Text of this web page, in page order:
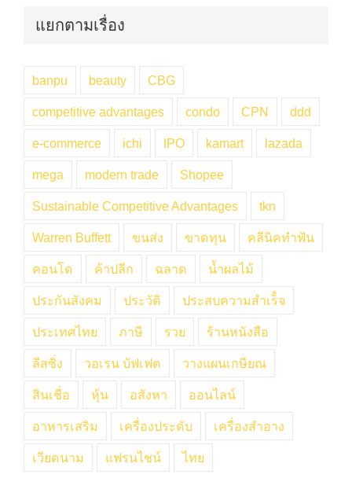
แยกตามเรื่อง
banpu beauty CBG
competitive advantages condo CPN ddd
e-commerce ichi IPO kamart lazada
mega modern trade Shopee
Sustainable Competitive Advantages tkn
Warren Buffett ขนส่ง ขาดทุน คลีนิคทำฟัน
คอนโด ค้าปลีก ฉลาด น้ำผลไม้
ประกันสังคม ประวัติ ประสบความสำเร็๋จ
ประเทศไทย ภาษี รวย ร้านหนังสือ
ลีสซิ่ง วอเรน บัฟเฟต วางแผนเกษียณ
สินเชื่อ หุ้น อสังหา ออนไลน์
อาหารเสริม เครื่องประดับ เครื่องสำอาง
เวียดนาม แฟรนไชน์ ไทย